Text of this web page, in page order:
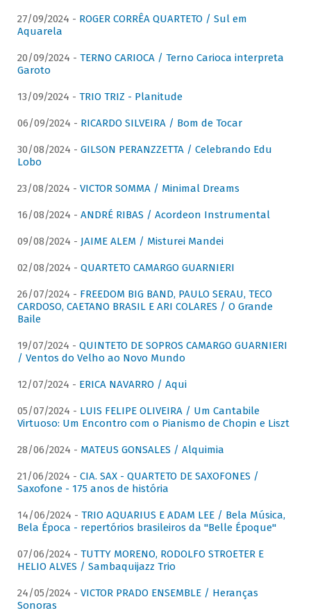
27/09/2024 - ROGER CORRÊA QUARTETO / Sul em
Aquarela
20/09/2024 - TERNO CARIOCA / Terno Carioca interpreta
Garoto
13/09/2024 - TRIO TRIZ - Planitude
06/09/2024 - RICARDO SILVEIRA / Bom de Tocar
30/08/2024 - GILSON PERANZZETTA / Celebrando Edu
Lobo
23/08/2024 - VICTOR SOMMA / Minimal Dreams
16/08/2024 - ANDRÉ RIBAS / Acordeon Instrumental
09/08/2024 - JAIME ALEM / Misturei Mandei
02/08/2024 - QUARTETO CAMARGO GUARNIERI
26/07/2024 - FREEDOM BIG BAND, PAULO SERAU, TECO
CARDOSO, CAETANO BRASIL E ARI COLARES / O Grande
Baile
19/07/2024 - QUINTETO DE SOPROS CAMARGO GUARNIERI
/ Ventos do Velho ao Novo Mundo
12/07/2024 - ERICA NAVARRO / Aqui
05/07/2024 - LUIS FELIPE OLIVEIRA / Um Cantabile
Virtuoso: Um Encontro com o Pianismo de Chopin e Liszt
28/06/2024 - MATEUS GONSALES / Alquimia
21/06/2024 - CIA. SAX - QUARTETO DE SAXOFONES /
Saxofone - 175 anos de história
14/06/2024 - TRIO AQUARIUS E ADAM LEE / Bela Música,
Bela Época - repertórios brasileiros da "Belle Époque"
07/06/2024 - TUTTY MORENO, RODOLFO STROETER E
HELIO ALVES / Sambaquijazz Trio
24/05/2024 - VICTOR PRADO ENSEMBLE / Heranças
Sonoras